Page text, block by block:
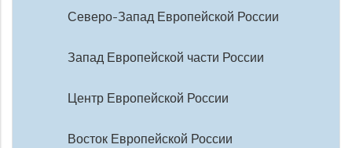
Северо-Запад Европейской России
Запад Европейской части России
Центр Европейской России
Восток Европейской России